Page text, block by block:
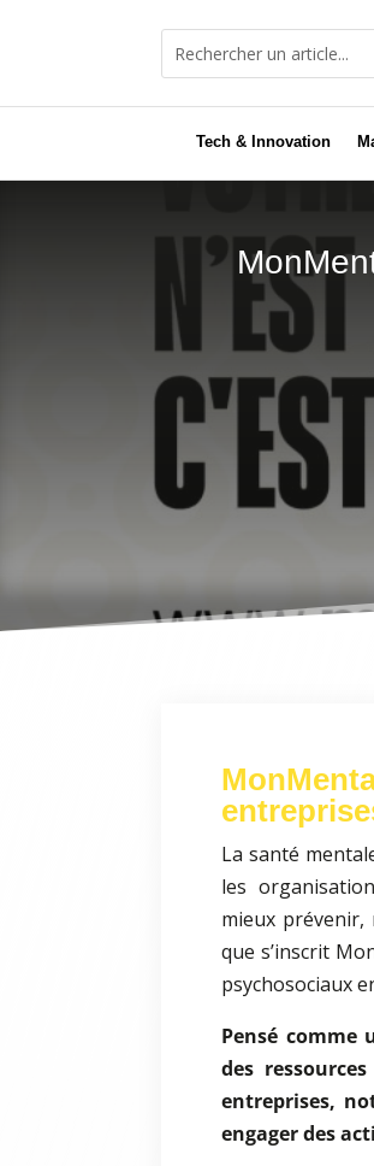
Tech & Innovation
La santé
les
mieux prévenir,
que s’inscrit
psychosociaux
Pensé comme
des
entreprises,
engager des